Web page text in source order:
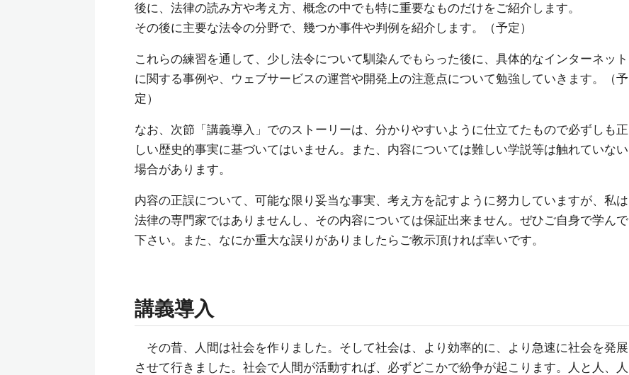
後に、法律の読み方や考え方、概念の中でも特に重要なものだけをご紹介します。
その後に主要な法令の分野で、幾つか事件や判例を紹介します。（予定）
これらの練習を通して、少し法令について馴染んでもらった後に、具体的なインターネット
に関する事例や、ウェブサービスの運営や開発上の注意点について勉強していきます。（予
定）
なお、次節「講義導入」でのストーリーは、分かりやすいように仕立てたもので必ずしも正
しい歴史的事実に基づいてはいません。また、内容については難しい学説等は触れていない
場合があります。
内容の正誤について、可能な限り妥当な事実、考え方を記すように努力していますが、私は
法律の専門家ではありませんし、その内容については保証出来ません。ぜひご自身で学んで
下さい。また、なにか重大な誤りがありましたらご教示頂ければ幸いです。
講義導入
その昔、人間は社会を作りました。そして社会は、より効率的に、より急速に社会を発展
させて行きました。社会で人間が活動すれば、必ずどこかで紛争が起こります。人と人、人